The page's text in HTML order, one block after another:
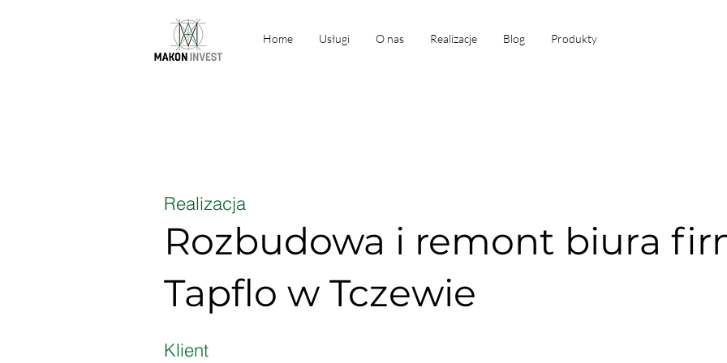
Home Usługi O nas Realizacje Blog Produkty
Realizacja
Rozbudowa i remont biura
Tapflo w Tczewie
Klient